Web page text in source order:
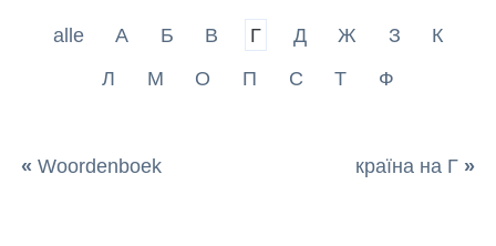
alle А Б В Г Д Ж З
К
Л
М О П С Т Ф
« Woordenboek країна на Г »